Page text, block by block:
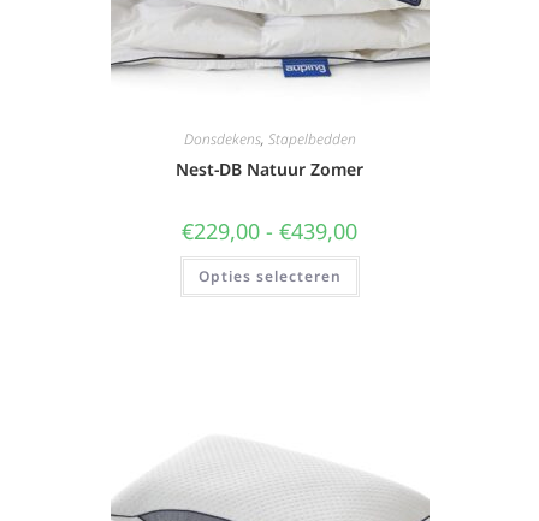
Donsdekens, Stapelbedden
Nest-DB Natuur Zomer
€229,00 - €439,00
Opties selecteren